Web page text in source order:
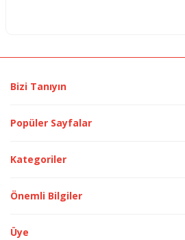
Bizi Tanıyın
Popüler Sayfalar
Kategoriler
Önemli Bilgiler
Üye